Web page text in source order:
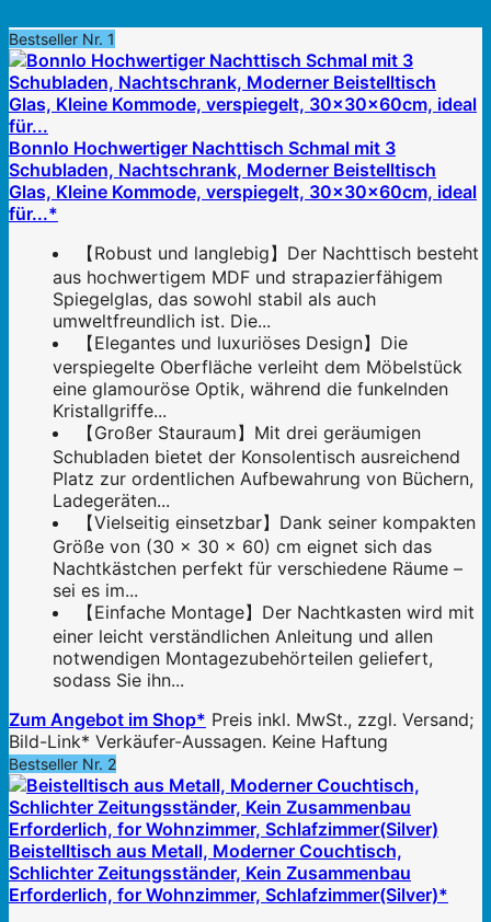
Bestseller Nr. 1
Bonnlo Hochwertiger Nachttisch Schmal mit 3
Schubladen, Nachtschrank, Moderner Beistelltisch
Glas, Kleine Kommode, verspiegelt, 30x30x60cm, ideal
für...*
【Robust und langlebig】Der Nachttisch besteht
aus hochwertigem MDF und strapazierfähigem
Spiegelglas, das sowohl stabil als auch
umweltfreundlich ist. Die...
【Elegantes und luxuriöses Design】Die
verspiegelte Oberfläche verleiht dem Möbelstück
eine glamouröse Optik, während die funkelnden
Kristallgriffe...
【Großer Stauraum】Mit drei geräumigen
Schubladen bietet der Konsolentisch ausreichend
Platz zur ordentlichen Aufbewahrung von Büchern,
Ladegeräten...
【Vielseitig einsetzbar】Dank seiner kompakten
Größe von (30 x 30 x 60) cm eignet sich das
Nachtkästchen perfekt für verschiedene Räume –
sei es im...
【Einfache Montage】Der Nachtkasten wird mit
einer leicht verständlichen Anleitung und allen
notwendigen Montagezubehörteilen geliefert,
sodass Sie ihn...
Zum Angebot im Shop* Preis inkl. MwSt., zzgl. Versand;
Bild-Link* Verkäufer-Aussagen. Keine Haftung
Bestseller Nr. 2
Beistelltisch aus Metall, Moderner Couchtisch,
Schlichter Zeitungsständer, Kein Zusammenbau
Erforderlich, for Wohnzimmer, Schlafzimmer(Silver)*